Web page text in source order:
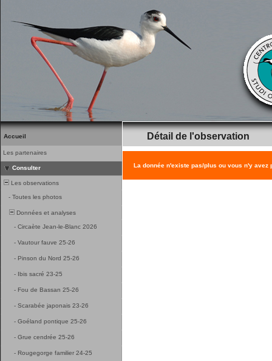
Accueil
Les partenaires
Consulter
Les observations
- Toutes les photos
Données et analyses
- Circaète Jean-le-Blanc 2026
- Vautour fauve 25-26
- Pinson du Nord 25-26
- Ibis sacré 23-25
- Fou de Bassan 25-26
- Scarabée japonais 23-26
- Goéland pontique 25-26
- Grue cendrée 25-26
- Rougegorge familier 24-25
Détail de l'observation
La donnée n'existe pas/plus ou vous n'y avez